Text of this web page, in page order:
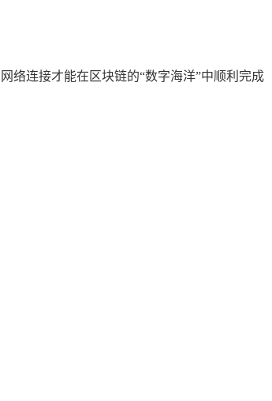
络连接才能在区块链的“数字海洋”中顺利完成